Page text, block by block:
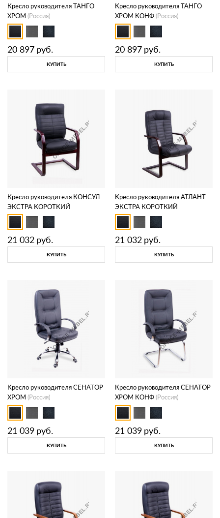
Кресло руководителя ТАНГО
ХРОМ (Россия)
20 897 руб.
КУПИТЬ
Кресло руководителя ТАНГО
ХРОМ КОНФ(Россия)
20 897 руб.
КУПИТЬ
Кресло руководителя КОНСУЛ
ЭКСТРА КОРОТКИЙ
КОНФЕРЕНЦ(Россия)
21 032 руб.
КУПИТЬ
Кресло руководителя АТЛАНТ
ЭКСТРА КОРОТКИЙ
КОНФЕРЕНЦ(Россия)
21 032 руб.
КУПИТЬ
Кресло руководителя СЕНАТОР
ХРОМ (Россия)
21 039 руб.
КУПИТЬ
Кресло руководителя СЕНАТОР
ХРОМ КОНФ(Россия)
21 039 руб.
КУПИТЬ